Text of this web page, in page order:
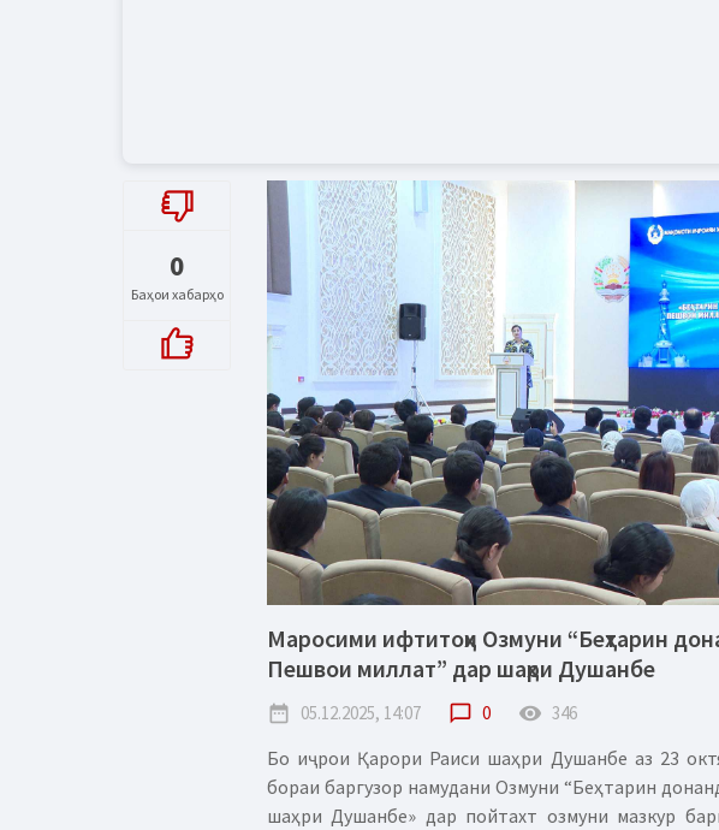
0
Баҳои хабарҳо
Маросими ифтитоҳи Озмуни “Беҳтарин
Пешвои миллат” дар шаҳри Душанбе
date_range 05.12.2025, 14:07 chat_bubble_outline 0 remove_red_eye 346
Бо иҷрои Қарори Раиси шаҳри Душанбе аз 23
бораи баргузор намудани Озмуни “Беҳтарин
шаҳри Душанбе» дар пойтахт озмуни мазкур